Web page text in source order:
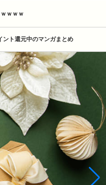
ｗｗｗ
ント還元中のマンガまとめ